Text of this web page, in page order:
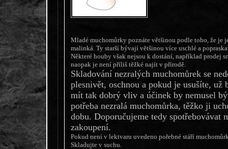
Mladé muchomůrky poznáte většinou podle toho, že je
malinká. Ty starší bývají většinou více uschlé a
Některé houby však nejsou k dostání, například prodej
naopak je není příliš těžké najít v přírodě.
Skladování nezralých muchomůrek se
plesnivět, oschnou a pokud je usušíte, už
mít tak dobrý vliv a účinek by nemusel
potřeba nezralá muchomůrka, těžko ji
dobu. Doporučujeme tedy spotřebovávat
zakoupení.
Pokud není v lektvaru uvedeno pořebné stáří
Skladujte v suchu.